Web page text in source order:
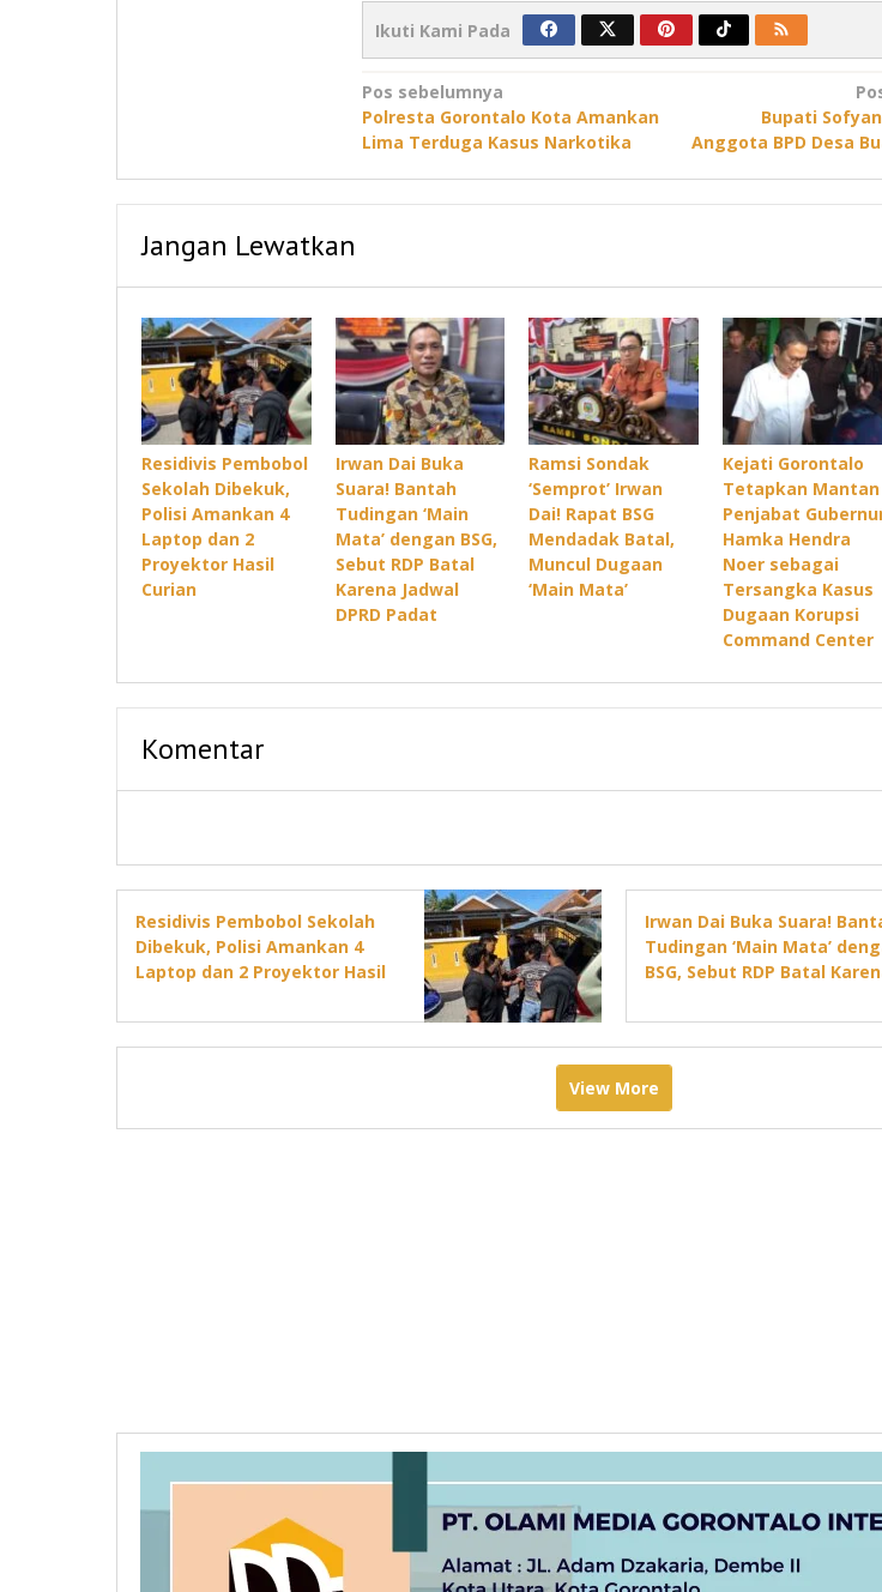
Ikuti Kami Pada
Navigasi
pos
Pos sebelumnya
Polresta Gorontalo Kota Amankan
Lima Terduga Kasus Narkotika
Bupati
Anggota BPD Desa
Jangan Lewatkan
Residivis Pembobol
Sekolah Dibekuk,
Polisi Amankan 4
Laptop dan 2
Proyektor Hasil
Curian
Irwan Dai Buka
Suara! Bantah
Tudingan ‘Main
Mata’ dengan BSG,
Sebut RDP Batal
Karena Jadwal
DPRD Padat
Ramsi Sondak
‘Semprot’ Irwan
Dai! Rapat BSG
Mendadak Batal,
Muncul Dugaan
‘Main Mata’
Kejati Gorontalo
Tetapkan Mantan
Penjabat
Hamka Hendra
Noer sebagai
Tersangka Kasus
Dugaan Korupsi
Command Center
Komentar
Residivis Pembobol Sekolah
Dibekuk, Polisi Amankan 4
Laptop dan 2 Proyektor Hasil
Irwan Dai Buka Suara!
Tudingan ‘Main Mata’
BSG, Sebut RDP Batal
View More